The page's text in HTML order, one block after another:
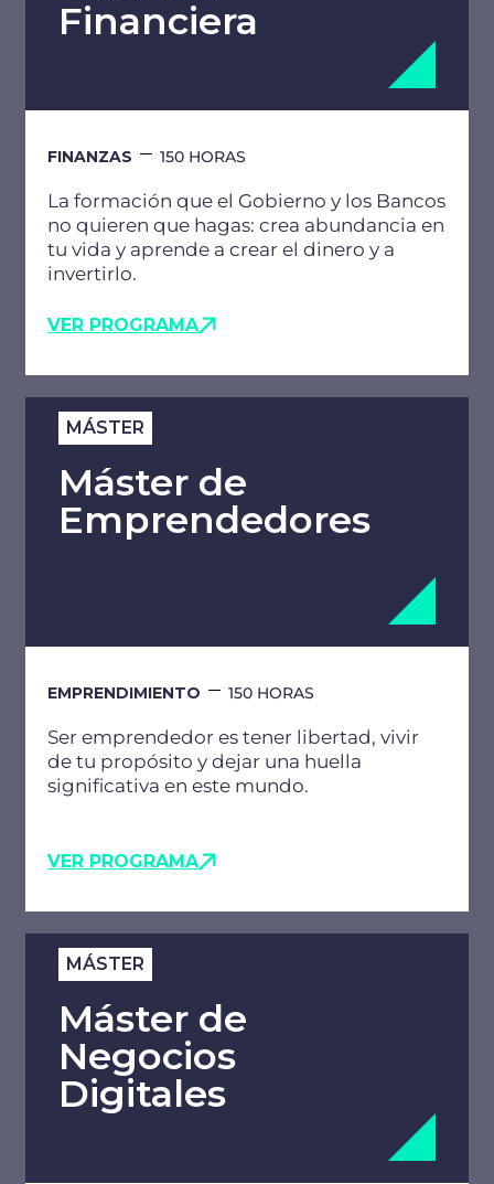
Financiera
FINANZAS 150 HORAS
La formación que el Gobierno y los Bancos
no quieren que hagas: crea abundancia en
tu vida y aprende a crear el dinero y a
invertirlo.
VER PROGRAMA
MÁSTER
Máster de
Emprendedores
EMPRENDIMIENTO 150 HORAS
Ser emprendedor es tener libertad, vivir
de tu propósito y dejar una huella
significativa en este mundo.
VER PROGRAMA
MÁSTER
Máster de
Negocios
Digitales